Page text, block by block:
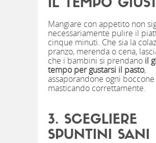
IL TEMPO
Mangiare con appetito non
necessariamente pulire il
cinque minuti. Che sia la
pranzo, merenda o cena,
che i bambini si prendano il
tempo per gustarsi il pasto,
assaporandone ogni boccone
masticando correttamente.
3. SCEGLIERE
SPUNTINI SANI